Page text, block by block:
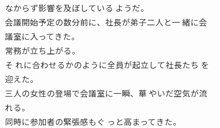
なからず影響を及ぼしている ようだ。
会議開始予定の数分前に、社長が弟子二人と一 緒に会
議室に入ってきた。
常務が立ち上がる。
そ れに合わせるかのように全員が起立して社長たち を
迎えた。
三人の女性の登場で会議室に一瞬、華 やいだ空気が流
れる。
同時に参加者の緊張感もぐ っと高まってきた。